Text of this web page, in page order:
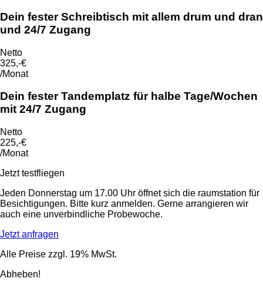
Dein fester Schreibtisch mit allem drum und dran
und 24/7 Zugang
Netto
325,-€
/Monat
Dein fester Tandemplatz für halbe Tage/Wochen
mit 24/7 Zugang
Netto
225,-€
/Monat
Jetzt testfliegen
Jeden Donnerstag um 17.00 Uhr öffnet sich die raumstation für
Besichtigungen. Bitte kurz anmelden. Gerne arrangieren wir
auch eine unverbindliche Probewoche.
Jetzt anfragen
Alle Preise zzgl. 19% MwSt.
Abheben!